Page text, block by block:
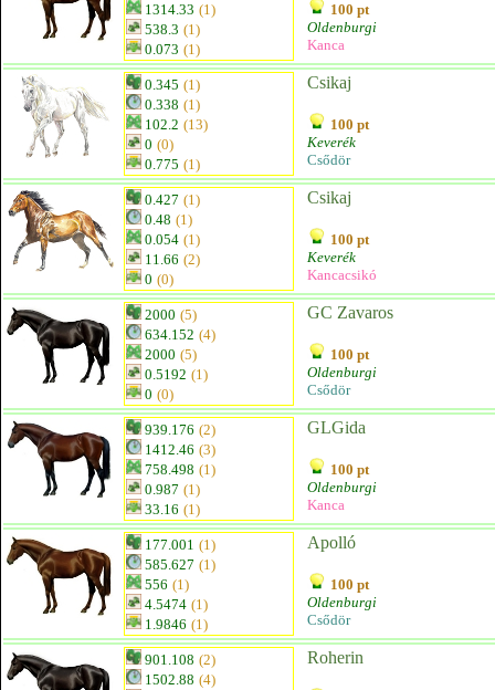
1314.33 (1)
538.3 (1)
0.073 (1)
100 pt
Oldenburgi
Kanca
0.345 (1)
0.338 (1)
102.2 (13)
0 (0)
0.775 (1)
Csikaj
100 pt
Keverék
Csődör
0.427 (1)
0.48 (1)
0.054 (1)
11.66 (2)
0 (0)
Csikaj
100 pt
Keverék
Kancacsikó
2000 (5)
634.152 (4)
2000 (5)
0.5192 (1)
0 (0)
GC Zavaros
100 pt
Oldenburgi
Csődör
939.176 (2)
1412.46 (3)
758.498 (1)
0.987 (1)
33.16 (1)
GLGida
100 pt
Oldenburgi
Kanca
177.001 (1)
585.627 (1)
556 (1)
4.5474 (1)
1.9846 (1)
Apolló
100 pt
Oldenburgi
Csődör
901.108 (2)
1502.88 (4)
Roherin